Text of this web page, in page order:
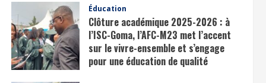
Éducation
Clôture académique 2025-2026 : à
l’ISC-Goma, l’AFC-M23 met l’accent
sur le vivre-ensemble et s’engage
pour une éducation de qualité